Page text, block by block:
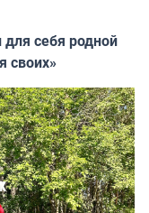
себя родной
своих»